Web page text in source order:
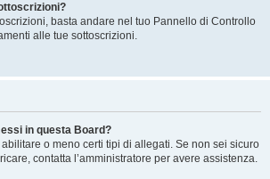
basta andare nel tuo Pannello di Controllo
alle tue sottoscrizioni.
in questa Board?
o meno certi tipi di allegati. Se non sei sicuro
contatta l’amministratore per avere assistenza.